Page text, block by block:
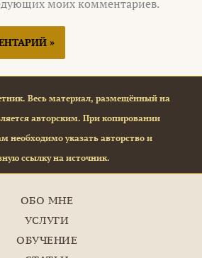
моих комментариев.
Весь материал, размещённый на
авторским. При копировании
необходимо указать авторство и
ссылку на источник.
ОБО МНЕ
УСЛУГИ
ОБУЧЕНИЕ